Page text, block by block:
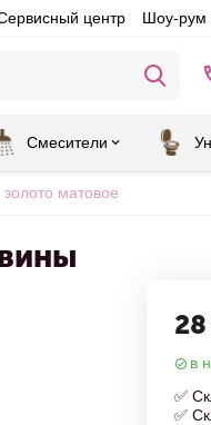
центр Шоу-рум
Смесители
матовое
в
✅
✅